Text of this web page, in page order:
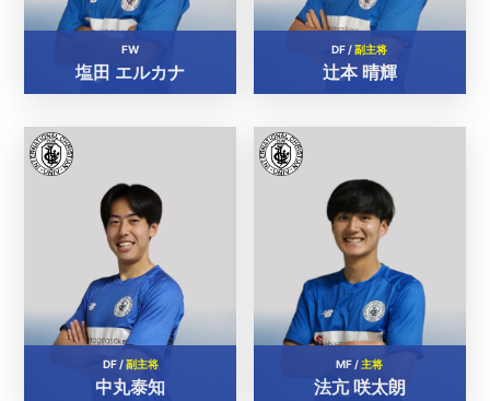
FW
塩田 エルカナ
DF /副主将
辻本 晴輝
DF /副主将
中丸泰知
MF /主将
法亢 咲太朗